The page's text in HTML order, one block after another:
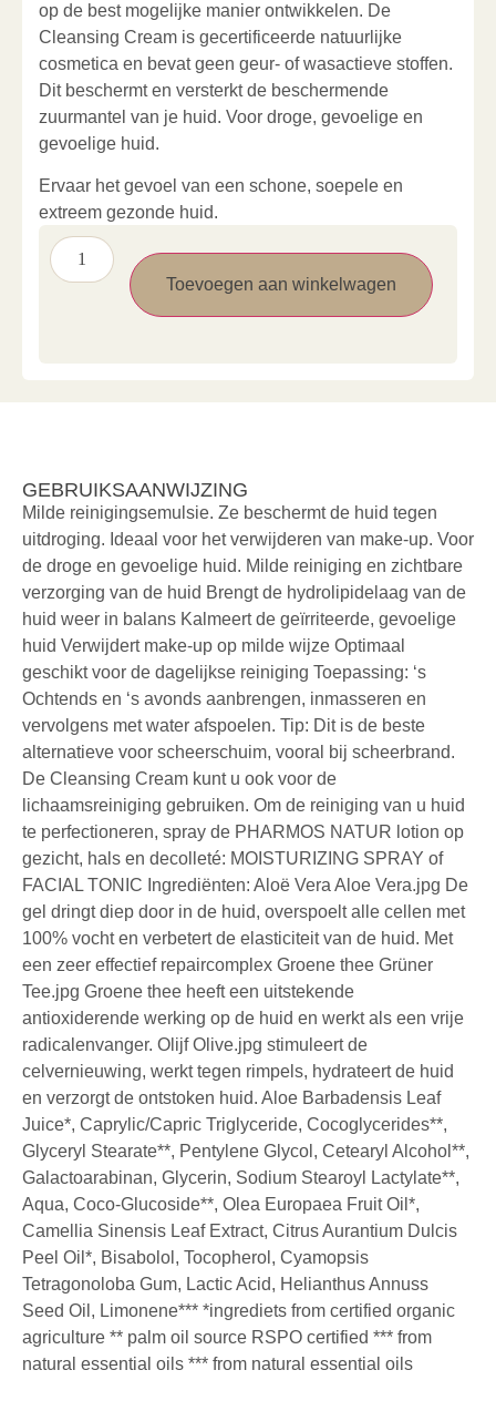
op de best mogelijke manier ontwikkelen. De
Cleansing Cream is gecertificeerde natuurlijke
cosmetica en bevat geen geur- of wasactieve stoffen.
Dit beschermt en versterkt de beschermende
zuurmantel van je huid. Voor droge, gevoelige en
gevoelige huid.
Ervaar het gevoel van een schone, soepele en
extreem gezonde huid.
Toevoegen aan winkelwagen
GEBRUIKSAANWIJZING
Milde reinigingsemulsie. Ze beschermt de huid tegen
uitdroging. Ideaal voor het verwijderen van make-up. Voor
de droge en gevoelige huid. Milde reiniging en zichtbare
verzorging van de huid Brengt de hydrolipidelaag van de
huid weer in balans Kalmeert de geïrriteerde, gevoelige
huid Verwijdert make-up op milde wijze Optimaal
geschikt voor de dagelijkse reiniging Toepassing: ‘s
Ochtends en ‘s avonds aanbrengen, inmasseren en
vervolgens met water afspoelen. Tip: Dit is de beste
alternatieve voor scheerschuim, vooral bij scheerbrand.
De Cleansing Cream kunt u ook voor de
lichaamsreiniging gebruiken. Om de reiniging van u huid
te perfectioneren, spray de PHARMOS NATUR lotion op
gezicht, hals en decolleté: MOISTURIZING SPRAY of
FACIAL TONIC Ingrediënten: Aloë Vera Aloe Vera.jpg De
gel dringt diep door in de huid, overspoelt alle cellen met
100% vocht en verbetert de elasticiteit van de huid. Met
een zeer effectief repaircomplex Groene thee Grüner
Tee.jpg Groene thee heeft een uitstekende
antioxiderende werking op de huid en werkt als een vrije
radicalenvanger. Olijf Olive.jpg stimuleert de
celvernieuwing, werkt tegen rimpels, hydrateert de huid
en verzorgt de ontstoken huid. Aloe Barbadensis Leaf
Juice*, Caprylic/Capric Triglyceride, Cocoglycerides**,
Glyceryl Stearate**, Pentylene Glycol, Cetearyl Alcohol**,
Galactoarabinan, Glycerin, Sodium Stearoyl Lactylate**,
Aqua, Coco-Glucoside**, Olea Europaea Fruit Oil*,
Camellia Sinensis Leaf Extract, Citrus Aurantium Dulcis
Peel Oil*, Bisabolol, Tocopherol, Cyamopsis
Tetragonoloba Gum, Lactic Acid, Helianthus Annuss
Seed Oil, Limonene*** *ingrediets from certified organic
agriculture ** palm oil source RSPO certified *** from
natural essential oils *** from natural essential oils